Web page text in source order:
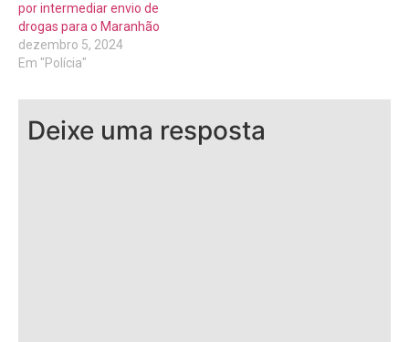
por intermediar envio de
drogas para o Maranhão
dezembro 5, 2024
Em "Polícia"
Deixe uma resposta